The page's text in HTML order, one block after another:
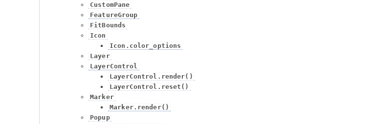
CustomPane
FeatureGroup
FitBounds
Icon
Icon.color_options
Layer
LayerControl
LayerControl.render()
LayerControl.reset()
Marker
Marker.render()
Popup